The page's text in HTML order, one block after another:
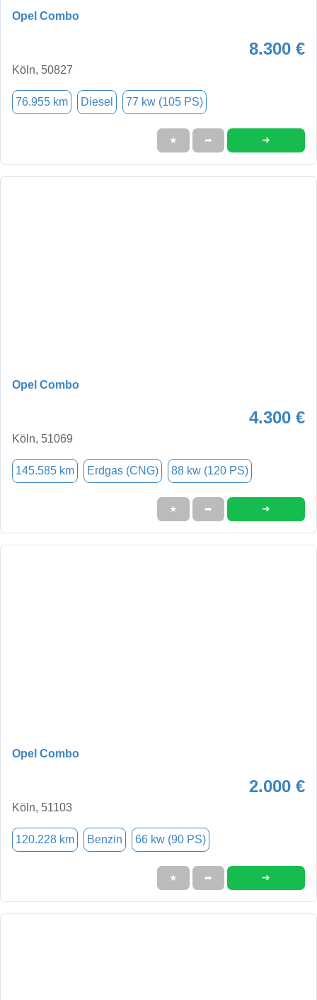
Opel Combo
8.300 €
Köln, 50827
76.955 km Diesel 77 kw (105 PS)
★ ➦ ➜
Opel Combo
4.300 €
Köln, 51069
145.585 km Erdgas (CNG) 88 kw (120 PS)
★ ➦ ➜
Opel Combo
2.000 €
Köln, 51103
120.228 km Benzin 66 kw (90 PS)
★ ➦ ➜